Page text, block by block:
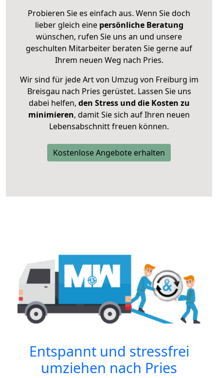
Probieren Sie es einfach aus. Wenn Sie doch
lieber gleich eine persönliche Beratung
wünschen, rufen Sie uns an und unsere
geschulten Mitarbeiter beraten Sie gerne auf
Ihrem neuen Weg nach Pries.
Wir sind für jede Art von Umzug von Freiburg im
Breisgau nach Pries gerüstet. Lassen Sie uns
dabei helfen, den Stress und die Kosten zu
minimieren, damit Sie sich auf Ihren neuen
Lebensabschnitt freuen können.
Kostenlose Angebote erhalten
Entspannt und stressfrei
umziehen nach Pries